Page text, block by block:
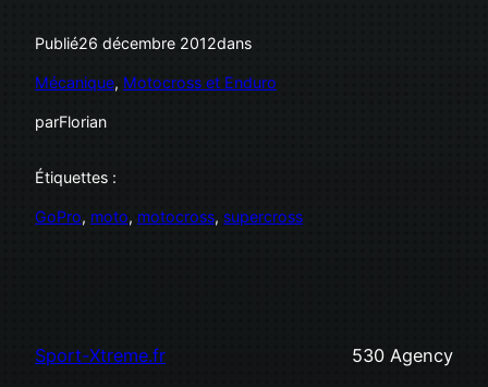
Publié26 décembre 2012dans
Mécanique, Motocross et Enduro
parFlorian
Étiquettes :
GoPro, moto, motocross, supercross
Sport-Xtreme.fr 530 Agency